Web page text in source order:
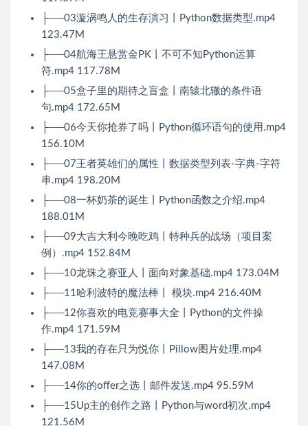
├──03漩涡鸣人的生存演习丨Python数据类型.mp4
123.47M
├──04航海王悬赏金PK丨不可不知Python运算
符.mp4 117.78M
├──05盒子里的期待之盲盒丨南辕北辙的条件语
句.mp4 172.65M
├──06今天你抢券了吗丨Python循环语句的使用.mp4
156.10M
├──07王者英雄们的属性丨数据类型列表-字典-字符
串.mp4 198.20M
├──08一杯奶茶的诞生丨Python函数之介绍.mp4
188.01M
├──09大吉大利今晚吃鸡丨特种兵的战场（项目案
例）.mp4 152.84M
├──10龙珠之赛亚人丨面向对象基础.mp4 173.04M
├──11哈利波特的魔法棒丨 模块.mp4 216.40M
├──12你喜欢的电竞赛事大全丨Python的文件操
作.mp4 171.59M
├──13我的存在只为悦你丨Pillow图片处理.mp4
147.08M
├──14你的offer之选丨邮件发送.mp4 95.59M
├──15Up主的创作之路丨Python与word初次.mp4
121.56M